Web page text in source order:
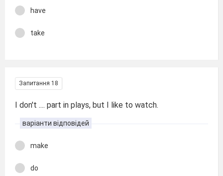
have
take
Запитання 18
I don't .... part in plays, but I like to watch.
варіанти відповідей
make
do